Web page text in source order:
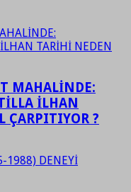
MAHALİNDE:
İLHAN
ÇARPITIYOR ?